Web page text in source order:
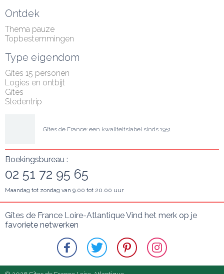
Ontdek
Thema pauze
Topbestemmingen
Type eigendom
Gîtes 15 personen
Logies en ontbijt
Gîtes
Stedentrip
Gîtes de France: een kwaliteitslabel sinds 1951
Boekingsbureau :
02 51 72 95 65
Maandag tot zondag van 9.00 tot 20.00 uur
Gîtes de France Loire-Atlantique Vind het merk op je
favoriete netwerken